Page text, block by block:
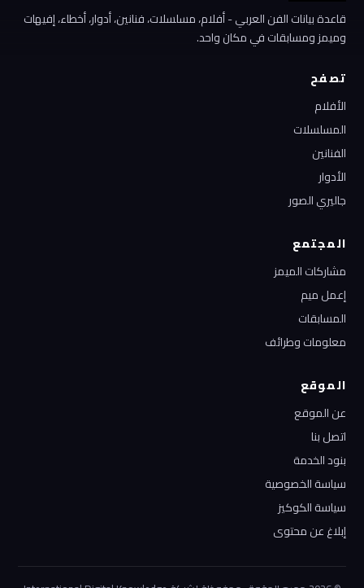
قاعدة بيانات الفن العربي - أفلام، مسلسلات، فنانين، أدوار، أخطاء، إفيهات
وميمز ومسابقات في مكان واحد.
تصفح
الأفلام
المسلسلات
الفنانين
الأدوار
جاليري الصور
المجتمع
مشاركات الميمز
إعمل ميم
المسابقات
معلومات وطرائف
الموقع
عن الموقع
اتصل بنا
بنود الخدمة
سياسة الخصوصية
سياسة الكوكيز
إبلاغ عن محتوى